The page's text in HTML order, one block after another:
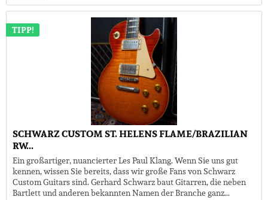
TIPP!
SCHWARZ CUSTOM ST. HELENS FLAME/BRAZILIAN
RW...
Ein großartiger, nuancierter Les Paul Klang. Wenn Sie uns gut
kennen, wissen Sie bereits, dass wir große Fans von Schwarz
Custom Guitars sind. Gerhard Schwarz baut Gitarren, die neben
Bartlett und anderen bekannten Namen der Branche ganz...